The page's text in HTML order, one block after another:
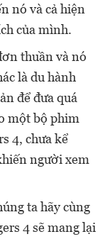
nó và cả hiện
của mình.
thuần và nó
là du hành
để đưa quá
một bộ phim
4, chưa kể
người xem
ta hãy cùng
4 sẽ mang lại